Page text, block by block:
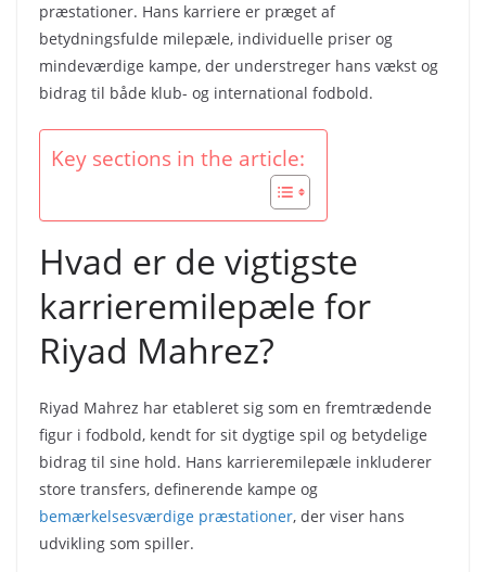
præstationer. Hans karriere er præget af
betydningsfulde milepæle, individuelle priser og
mindeværdige kampe, der understreger hans vækst og
bidrag til både klub- og international fodbold.
Key sections in the article:
Hvad er de vigtigste
karrieremilepæle for
Riyad Mahrez?
Riyad Mahrez har etableret sig som en fremtrædende
figur i fodbold, kendt for sit dygtige spil og betydelige
bidrag til sine hold. Hans karrieremilepæle inkluderer
store transfers, definerende kampe og
bemærkelsesværdige præstationer, der viser hans
udvikling som spiller.